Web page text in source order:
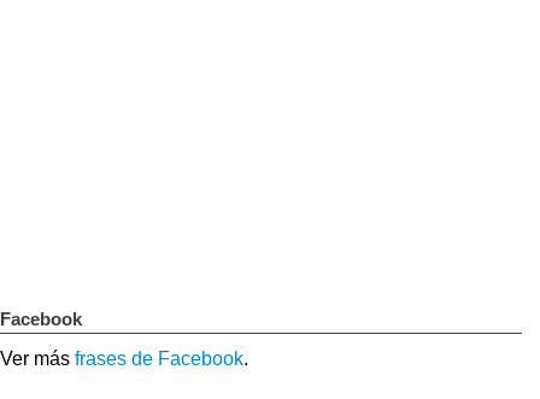
Facebook
Ver más frases de Facebook.